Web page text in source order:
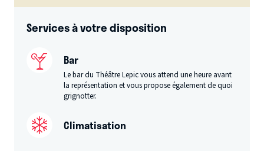
Services à votre disposition
Bar
Le bar du Théâtre Lepic vous attend une heure avant
la représentation et vous propose également de quoi
grignotter.
Climatisation